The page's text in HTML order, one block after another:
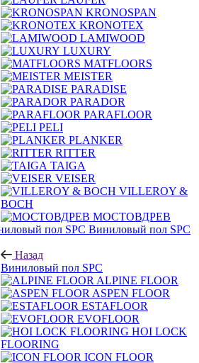
KRONOSPAN
KRONOTEX
LAMIWOOD
LUXURY
MATFLOORS
MEISTER
PARADISE
PARADOR
PARAFLOOR
PELI
PLANKER
RITTER
TAIGA
VEISER
VILLEROY &
BOCH
МОСТОВДРЕВ
Виниловый пол SPC
Назад
Виниловый пол SPC
ALPINE FLOOR
ASPEN FLOOR
ESTAFLOOR
EVOFLOOR
HOI LOCK
FLOORING
ICON FLOOR